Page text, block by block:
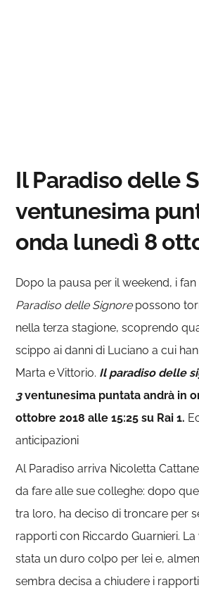
Il Paradiso delle
ventunesima
onda lunedì 8
Dopo la pausa per il weekend, i
Paradiso delle Signore possono
nella terza stagione, scoprendo
scippo ai danni di Luciano a cui
Marta e Vittorio. Il paradiso delle
3ventunesima puntata andrà in
ottobre 2018 alle 15:25 su Rai 1.
anticipazioni
Al Paradiso arriva Nicoletta
da fare alle sue colleghe: dopo
tra loro, ha deciso di troncare per
rapporti con Riccardo Guarnieri.
stata un duro colpo per lei e,
sembra decisa a chiudere i